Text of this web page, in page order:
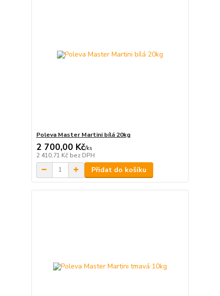
Poleva Master Martini bílá 20kg
2 700,00 Kč/ks
2 410,71 Kč bez DPH
Přidat do košíku